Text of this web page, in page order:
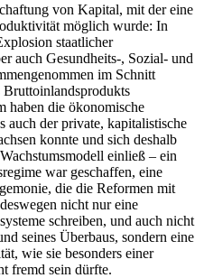
von Kapital, mit der eine
möglich wurde: In
staatlicher
auch Gesundheits-, Sozial- und
im Schnitt
Bruttoinlandsprodukts
haben die ökonomische
auch der private, kapitalistische
konnte und sich deshalb
einließ – ein
war geschaffen, eine
die die Reformen mit
nicht nur eine
schreiben, und auch nicht
seines Überbaus, sondern eine
wie sie besonders einer
fremd sein dürfte.